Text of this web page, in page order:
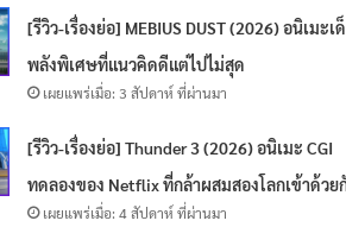
[รีวิว-เรื่องย่อ] MEBIUS DUST (2026) อนิเมะเ
พลังพิเศษที่แนวคิดดีแต่ไปไม่สุด
เผยแพร่เมื่อ: 3 สัปดาห์ ที่ผ่านมา
[รีวิว-เรื่องย่อ] Thunder 3 (2026) อนิเมะ CGI
ทดลองของ Netflix ที่กล้าผสมสองโลกเข้าด้วย
เผยแพร่เมื่อ: 4 สัปดาห์ ที่ผ่านมา